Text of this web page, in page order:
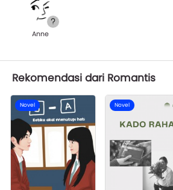
Anne
Rekomendasi dari Romantis
Novel Novel